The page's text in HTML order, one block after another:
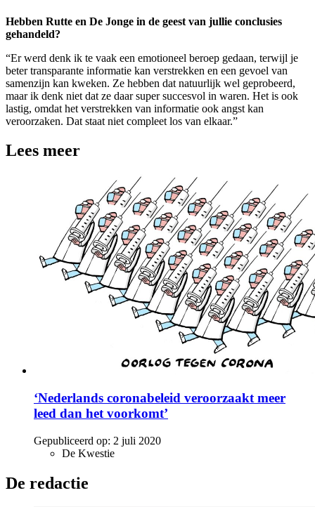
Hebben Rutte en De Jonge in de geest van jullie conclusies
gehandeld?
“Er werd denk ik te vaak een emotioneel beroep gedaan, terwijl je
beter transparante informatie kan verstrekken en een gevoel van
samenzijn kan kweken. Ze hebben dat natuurlijk wel geprobeerd,
maar ik denk niet dat ze daar super succesvol in waren. Het is ook
lastig, omdat het verstrekken van informatie ook angst kan
veroorzaken. Dat staat niet compleet los van elkaar.”
Lees meer
‘Nederlands coronabeleid veroorzaakt meer
leed dan het voorkomt’
Gepubliceerd op: 2 juli 2020
De Kwestie
De redactie